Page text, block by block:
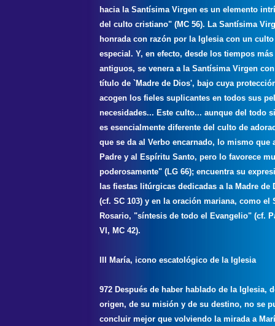
hacia la Santísima Virgen es un elemento
del culto cristiano" (MC 56). La Santísima
honrada con razón por la Iglesia con un culto
especial. Y, en efecto, desde los tiempos más
antiguos, se venera a la Santísima Virgen
título de `Madre de Dios', bajo cuya
acogen los fieles suplicantes en todos sus
necesidades... Este culto... aunque del todo
es esencialmente diferente del culto de
que se da al Verbo encarnado, lo mismo que
Padre y al Espíritu Santo, pero lo favorece
poderosamente" (LG 66); encuentra su
las fiestas litúrgicas dedicadas a la Madre de
(cf. SC 103) y en la oración mariana, como el
Rosario, "síntesis de todo el Evangelio" (cf.
VI, MC 42).
III María, icono escatológico de la Iglesia
972 Después de haber hablado de la Iglesia,
origen, de su misión y de su destino, no se
concluir mejor que volviendo la mirada a